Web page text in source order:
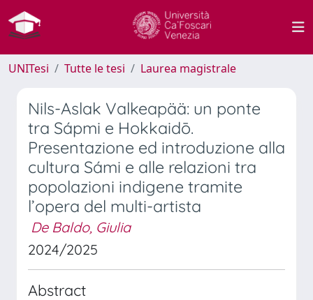
UNITesi Tutte le tesi Laurea magistrale
Nils-Aslak Valkeapää: un ponte
tra Sápmi e Hokkaidō.
Presentazione ed introduzione alla
cultura Sámi e alle relazioni tra
popolazioni indigene tramite
l’opera del multi-artista
De Baldo, Giulia
2024/2025
Abstract